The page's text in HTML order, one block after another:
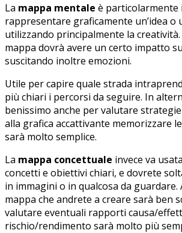
La mappa mentale è particolarmente
rappresentare graficamente un’idea o
utilizzando principalmente la
mappa dovrà avere un certo impatto
suscitando inoltre emozioni.
Utile per capire quale strada
più chiari i percorsi da seguire. In
benissimo anche per valutare
alla grafica accattivante memorizzare
sarà molto semplice.
La mappa concettuale invece va
concetti e obiettivi chiari, e dovrete
in immagini o in qualcosa da
mappa che andrete a creare sarà ben
valutare eventuali rapporti causa/
rischio/rendimento sarà molto più